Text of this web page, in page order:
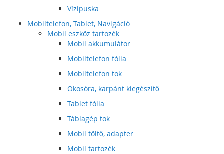
Vízipuska
Mobiltelefon, Tablet, Navigáció
Mobil eszköz tartozék
Mobil akkumulátor
Mobiltelefon fólia
Mobiltelefon tok
Okosóra, karpánt kiegészítő
Tablet fólia
Táblagép tok
Mobil töltő, adapter
Mobil tartozék